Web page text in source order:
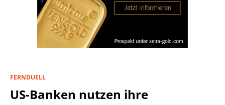
FERNDUELL
US-Banken nutzen ihre